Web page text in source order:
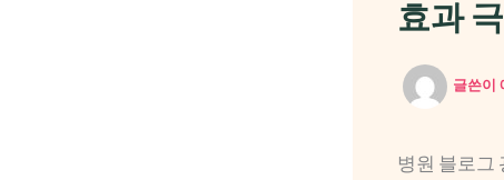
효과
글쓴이
병원 블로그